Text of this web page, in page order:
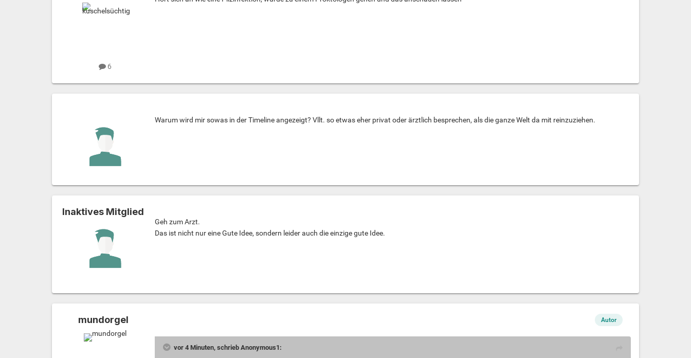
6
Warum wird mir sowas in der Timeline angezeigt? Vllt. so etwas eher privat oder ärztlich besprechen, als die ganze Welt da mit reinzuziehen.
Inaktives Mitglied
Geh zum Arzt.
Das ist nicht nur eine Gute Idee, sondern leider auch die einzige gute Idee.
mundorgel Autor
vor 4 Minuten, schrieb Anonymous1: